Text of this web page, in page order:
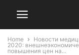
Home Новости
2020:
повышения цен на...